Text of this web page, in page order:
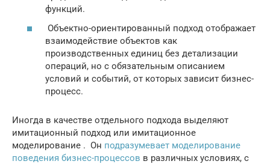
функций.
Объектно-ориентированный подход отображает
взаимодействие объектов как
производственных единиц без детализации
операций, но с обязательным описанием
условий и событий, от которых зависит бизнес-
процесс.
Иногда в качестве отдельного подхода выделяют
имитационный подход или имитационное
моделирование . Он подразумевает моделирование
поведения бизнес-процессов в различных условиях, с